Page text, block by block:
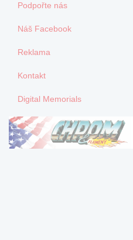
Podpořte nás
Náš Facebook
Reklama
Kontakt
Digital Memorials